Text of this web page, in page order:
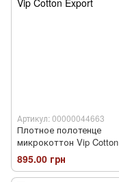
Артикул: 00000044663
Плотное полотенце
микрокоттон Vip Cotton
Export
895.00 грн